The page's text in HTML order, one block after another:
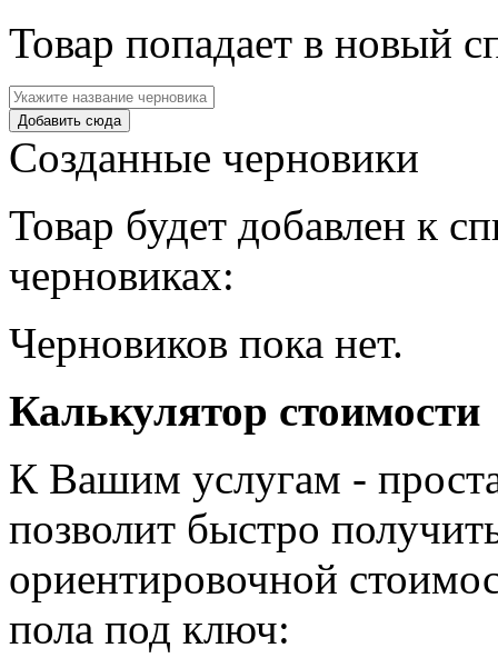
Товар попадает в новый
Созданные черновики
Товар будет добавлен к
черновиках:
Черновиков пока нет.
Калькулятор стоимости
К Вашим услугам -
позволит быстро
ориентировочной
пола под ключ: